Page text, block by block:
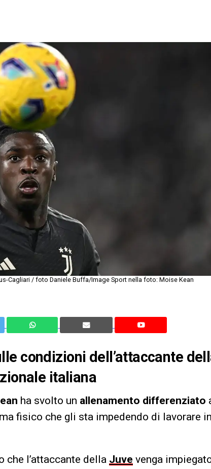
Cagliari / foto Daniele Buffa/Image Sport nella foto: Moise Kean
condizioni dell’attaccante
italiana
ha svolto un allenamento differenziato
fisico che gli sta impedendo di lavorare
che l’attaccante della Juve venga